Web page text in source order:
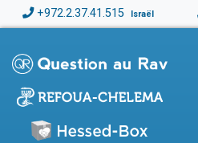
+972.2.37.41.515 Israël